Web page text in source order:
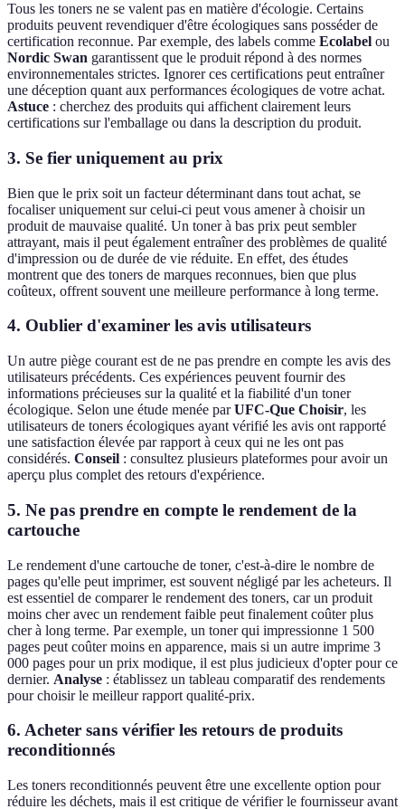
Tous les toners ne se valent pas en matière d'écologie. Certains
produits peuvent revendiquer d'être écologiques sans posséder de
certification reconnue. Par exemple, des labels comme Ecolabel ou
Nordic Swan garantissent que le produit répond à des normes
environnementales strictes. Ignorer ces certifications peut entraîner
une déception quant aux performances écologiques de votre achat.
Astuce : cherchez des produits qui affichent clairement leurs
certifications sur l'emballage ou dans la description du produit.
3. Se fier uniquement au prix
Bien que le prix soit un facteur déterminant dans tout achat, se
focaliser uniquement sur celui-ci peut vous amener à choisir un
produit de mauvaise qualité. Un toner à bas prix peut sembler
attrayant, mais il peut également entraîner des problèmes de qualité
d'impression ou de durée de vie réduite. En effet, des études
montrent que des toners de marques reconnues, bien que plus
coûteux, offrent souvent une meilleure performance à long terme.
4. Oublier d'examiner les avis utilisateurs
Un autre piège courant est de ne pas prendre en compte les avis des
utilisateurs précédents. Ces expériences peuvent fournir des
informations précieuses sur la qualité et la fiabilité d'un toner
écologique. Selon une étude menée parUFC-Que Choisir, les
utilisateurs de toners écologiques ayant vérifié les avis ont rapporté
une satisfaction élevée par rapport à ceux qui ne les ont pas
considérés. Conseil : consultez plusieurs plateformes pour avoir un
aperçu plus complet des retours d'expérience.
5. Ne pas prendre en compte le rendement de la
cartouche
Le rendement d'une cartouche de toner, c'est-à-dire le nombre de
pages qu'elle peut imprimer, est souvent négligé par les acheteurs. Il
est essentiel de comparer le rendement des toners, car un produit
moins cher avec un rendement faible peut finalement coûter plus
cher à long terme. Par exemple, un toner qui impressionne 1 500
pages peut coûter moins en apparence, mais si un autre imprime 3
000 pages pour un prix modique, il est plus judicieux d'opter pour ce
dernier. Analyse : établissez un tableau comparatif des rendements
pour choisir le meilleur rapport qualité-prix.
6. Acheter sans vérifier les retours de produits
reconditionnés
Les toners reconditionnés peuvent être une excellente option pour
réduire les déchets, mais il est critique de vérifier le fournisseur avant